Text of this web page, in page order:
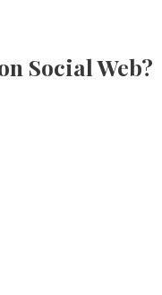
Social Web?